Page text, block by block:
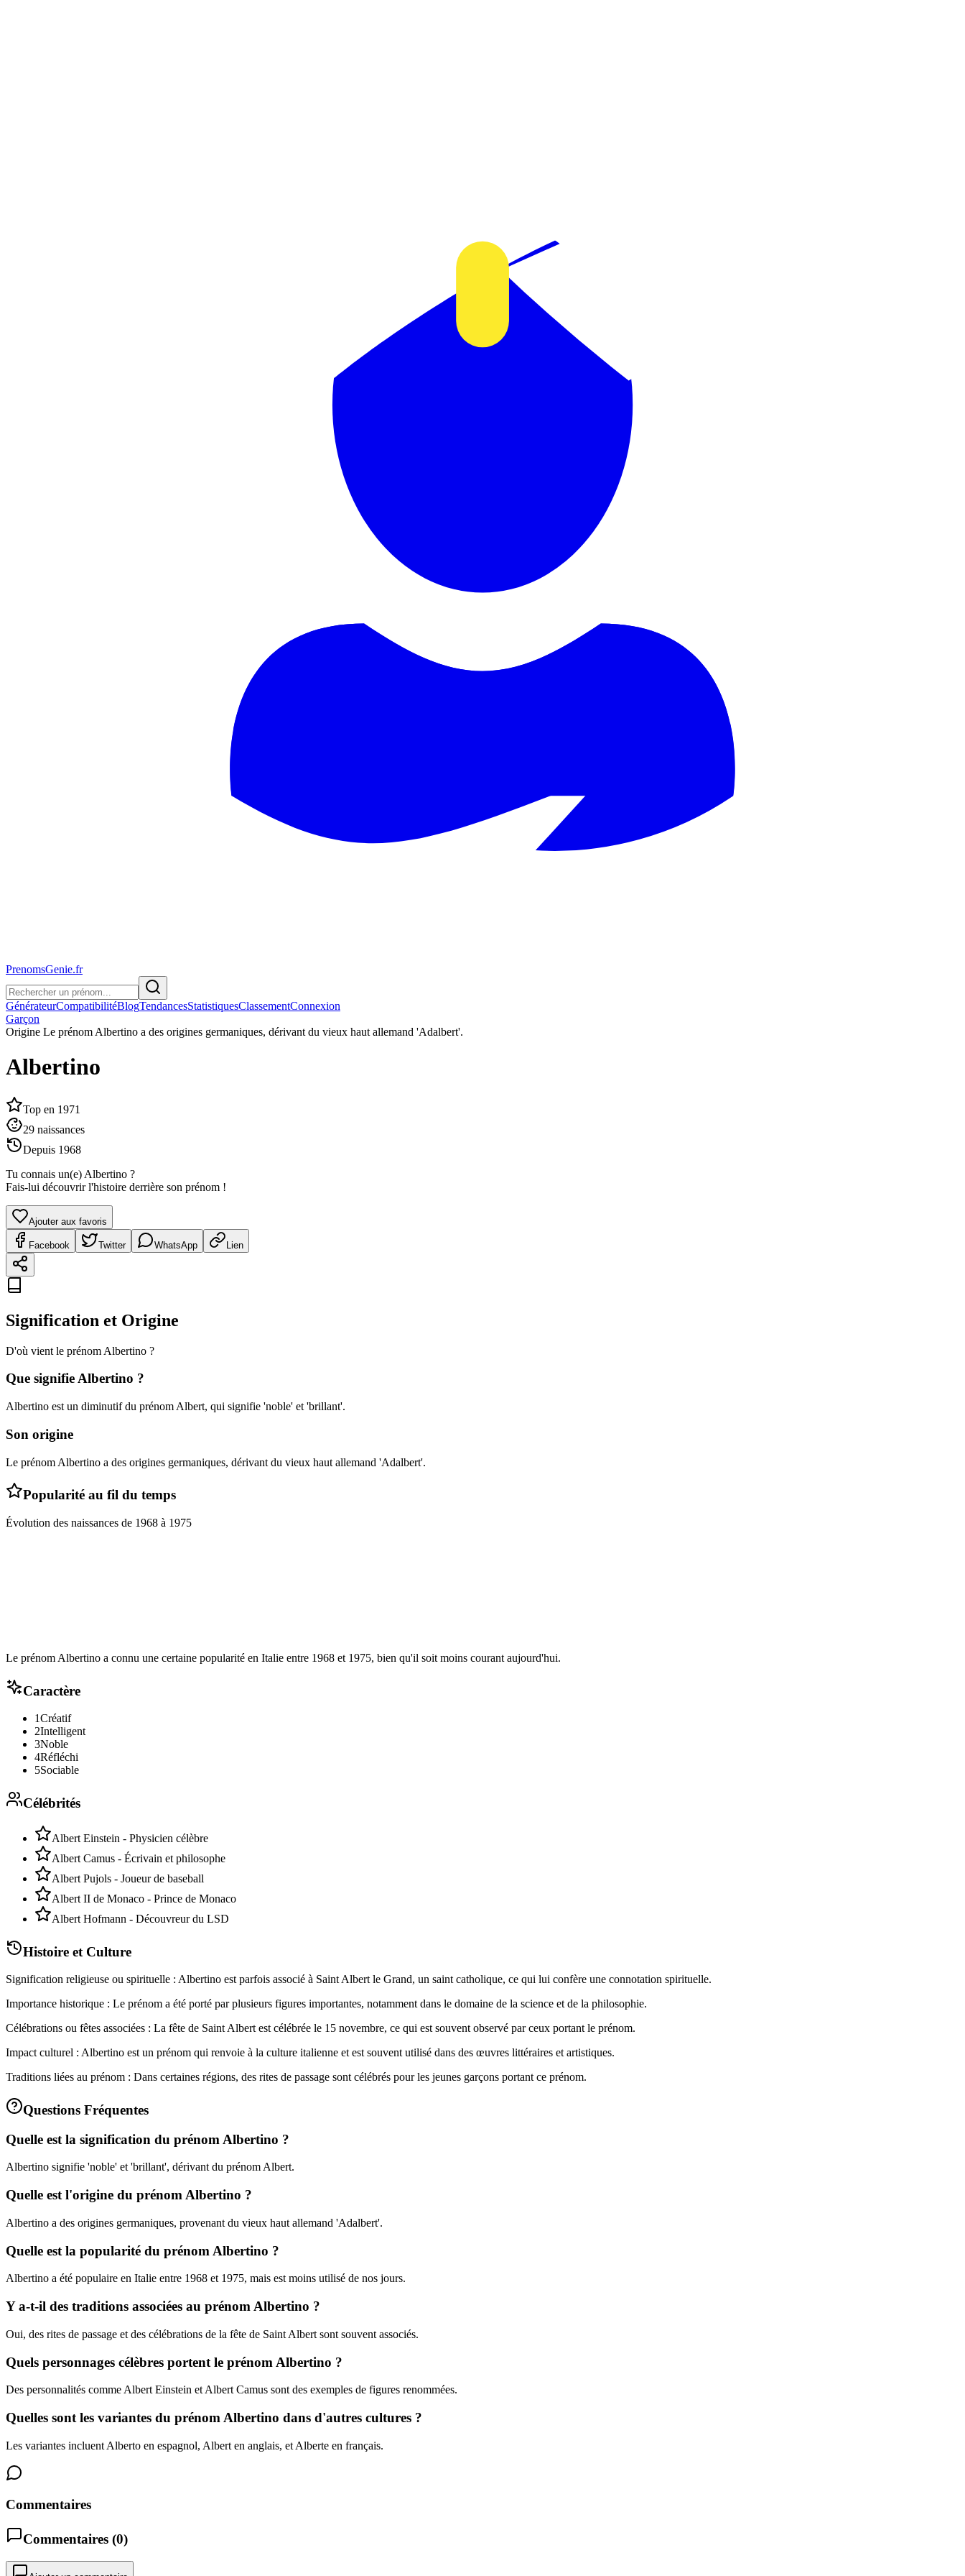
PrenomsGenie.fr
GénérateurCompatibilitéBlogTendancesStatistiquesClassementConnexion
Garçon
Origine Le prénom Albertino a des origines germaniques, dérivant du vieux haut allemand 'Adalbert'.
Albertino
Top en 1971
29 naissances
Depuis 1968
Tu connais un(e) Albertino ?
Fais-lui découvrir l'histoire derrière son prénom !
Ajouter aux favoris
Facebook Twitter WhatsApp Lien
Signification et Origine
D'où vient le prénom Albertino ?
Que signifieAlbertino ?
Albertino est un diminutif du prénom Albert, qui signifie 'noble' et 'brillant'.
Son origine
Le prénom Albertino a des origines germaniques, dérivant du vieux haut allemand 'Adalbert'.
Popularité au fil du temps
Évolution des naissances de 1968 à 1975
Le prénom Albertino a connu une certaine popularité en Italie entre 1968 et 1975, bien qu'il soit moins courant aujourd'hui.
Caractère
1Créatif
2Intelligent
3Noble
4Réfléchi
5Sociable
Célébrités
Albert Einstein - Physicien célèbre
Albert Camus - Écrivain et philosophe
Albert Pujols - Joueur de baseball
Albert II de Monaco - Prince de Monaco
Albert Hofmann - Découvreur du LSD
Histoire et Culture
Signification religieuse ou spirituelle : Albertino est parfois associé à Saint Albert le Grand, un saint catholique, ce qui lui confère une connotation spirituelle.
Importance historique : Le prénom a été porté par plusieurs figures importantes, notamment dans le domaine de la science et de la philosophie.
Célébrations ou fêtes associées : La fête de Saint Albert est célébrée le 15 novembre, ce qui est souvent observé par ceux portant le prénom.
Impact culturel : Albertino est un prénom qui renvoie à la culture italienne et est souvent utilisé dans des œuvres littéraires et artistiques.
Traditions liées au prénom : Dans certaines régions, des rites de passage sont célébrés pour les jeunes garçons portant ce prénom.
Questions Fréquentes
Quelle est la signification du prénom Albertino ?
Albertino signifie 'noble' et 'brillant', dérivant du prénom Albert.
Quelle est l'origine du prénom Albertino ?
Albertino a des origines germaniques, provenant du vieux haut allemand 'Adalbert'.
Quelle est la popularité du prénom Albertino ?
Albertino a été populaire en Italie entre 1968 et 1975, mais est moins utilisé de nos jours.
Y a-t-il des traditions associées au prénom Albertino ?
Oui, des rites de passage et des célébrations de la fête de Saint Albert sont souvent associés.
Quels personnages célèbres portent le prénom Albertino ?
Des personnalités comme Albert Einstein et Albert Camus sont des exemples de figures renommées.
Quelles sont les variantes du prénom Albertino dans d'autres cultures ?
Les variantes incluent Alberto en espagnol, Albert en anglais, et Alberte en français.
Commentaires
Commentaires (0)